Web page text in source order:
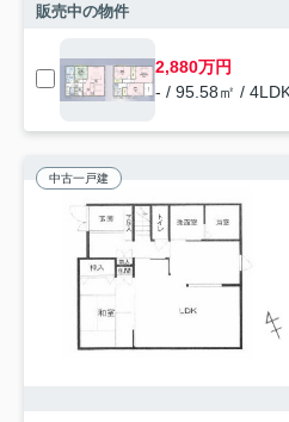
販売中の物件
2,880万円
- / 95.58㎡ /
中古一戸建